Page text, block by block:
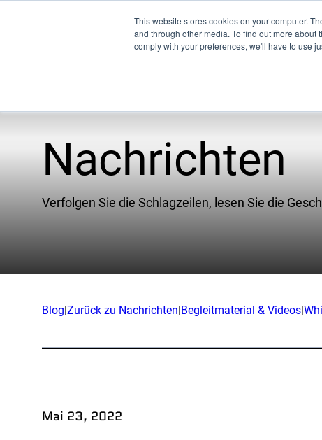
This website stores cookies on your computer.
and through other media. To find out more about
comply with your preferences, we'll have to use
Unternehmen
Unser Team
Karriere
Nachrichten
Verfolgen Sie die Schlagzeilen, lesen Sie die
Blog|Zurück zu Nachrichten|Begleitmaterial & Videos|
Mai 23, 2022